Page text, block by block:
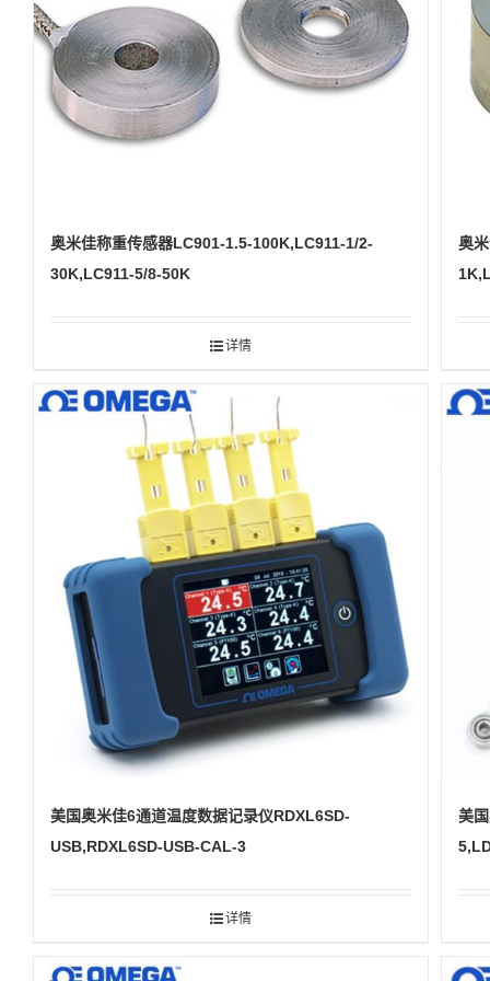
奥米佳称重传感器LC901-1.5-100K,LC911-1/2-
30K,LC911-5/8-50K
详情
奥
美国奥米佳6通道温度数据记录仪RDXL6SD-
USB,RDXL6SD-USB-CAL-3
详情
美